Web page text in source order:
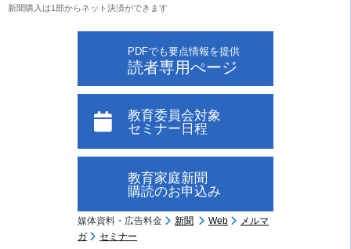
新聞購入は1部からネット決済ができます
PDFでも要点情報を提供
読者専用ぺージ
教育委員会対象
セミナー日程
教育家庭新聞
購読のお申込み
媒体資料・広告料金 新聞 Web
メルマ
ガ
セミナー